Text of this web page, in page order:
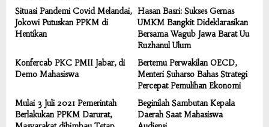
Situasi Pandemi Covid Melandai,
Jokowi Putuskan PPKM di
Hentikan
Hasan Basri: Sukses Gernas
UMKM Bangkit Dideklarasikan
Bersama Wagub Jawa Barat Uu
Ruzhanul Ulum
Konfercab PKC PMII Jabar, di
Demo Mahasiswa
Bertemu Perwakilan OECD,
Menteri Suharso Bahas Strategi
Percepat Pemulihan Ekonomi
Mulai 3 Juli 2021 Pemerintah
Berlakukan PPKM Darurat,
Beginilah Sambutan Kepala
Daerah Saat Mahasiswa